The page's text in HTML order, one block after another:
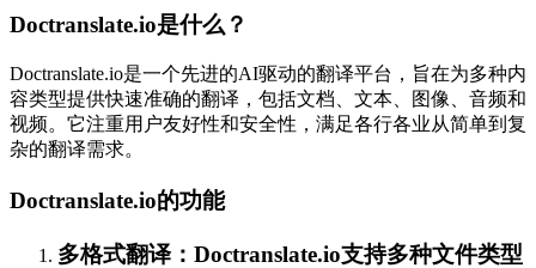
Doctranslate.io是什么？
Doctranslate.io是一个先进的AI驱动的翻译平台，旨在为多种内
容类型提供快速准确的翻译，包括文档、文本、图像、音频和
视频。它注重用户友好性和安全性，满足各行各业从简单到复
杂的翻译需求。
Doctranslate.io的功能
多格式翻译：Doctranslate.io支持多种文件类型